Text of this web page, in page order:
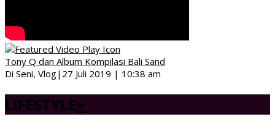
Tony Q dan Album Kompilasi Bali Sand
Di Seni, Vlog| 27 Juli 2019 | 10:38 am
LIFESTYLE+